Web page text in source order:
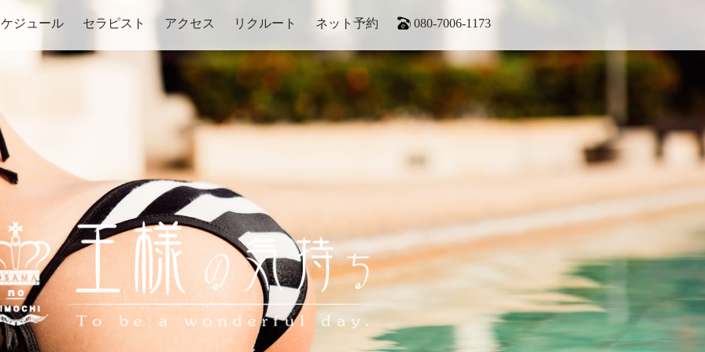
ジュール セラピスト アクセス リクルート ネット予約 080-7006-1173